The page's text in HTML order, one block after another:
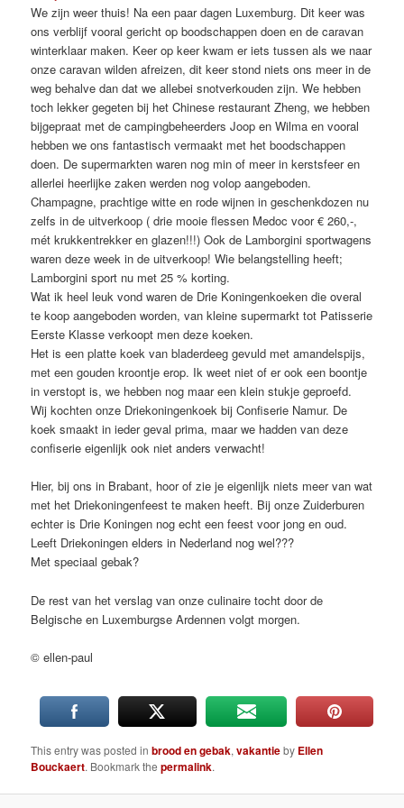
We zijn weer thuis! Na een paar dagen Luxemburg. Dit keer was
ons verblijf vooral gericht op boodschappen doen en de caravan
winterklaar maken. Keer op keer kwam er iets tussen als we naar
onze caravan wilden afreizen, dit keer stond niets ons meer in de
weg behalve dan dat we allebei snotverkouden zijn. We hebben
toch lekker gegeten bij het Chinese restaurant Zheng, we hebben
bijgepraat met de campingbeheerders Joop en Wilma en vooral
hebben we ons fantastisch vermaakt met het boodschappen
doen. De supermarkten waren nog min of meer in kerstsfeer en
allerlei heerlijke zaken werden nog volop aangeboden.
Champagne, prachtige witte en rode wijnen in geschenkdozen nu
zelfs in de uitverkoop ( drie mooie flessen Medoc voor € 260,-,
mét krukkentrekker en glazen!!!) Ook de Lamborgini sportwagens
waren deze week in de uitverkoop! Wie belangstelling heeft;
Lamborgini sport nu met 25 % korting.
Wat ik heel leuk vond waren de Drie Koningenkoeken die overal
te koop aangeboden worden, van kleine supermarkt tot Patisserie
Eerste Klasse verkoopt men deze koeken.
Het is een platte koek van bladerdeeg gevuld met amandelspijs,
met een gouden kroontje erop. Ik weet niet of er ook een boontje
in verstopt is, we hebben nog maar een klein stukje geproefd.
Wij kochten onze Driekoningenkoek bij Confiserie Namur. De
koek smaakt in ieder geval prima, maar we hadden van deze
confiserie eigenlijk ook niet anders verwacht!
Hier, bij ons in Brabant, hoor of zie je eigenlijk niets meer van wat
met het Driekoningenfeest te maken heeft. Bij onze Zuiderburen
echter is Drie Koningen nog echt een feest voor jong en oud.
Leeft Driekoningen elders in Nederland nog wel???
Met speciaal gebak?
De rest van het verslag van onze culinaire tocht door de
Belgische en Luxemburgse Ardennen volgt morgen.
© ellen-paul
This entry was posted inbrood en gebak,vakantieby Ellen
Bouckaert. Bookmark thepermalink.